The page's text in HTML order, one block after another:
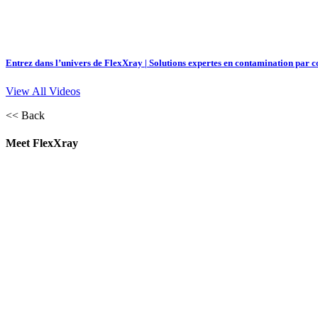
Entrez dans l’univers de FlexXray | Solutions expertes en contamination par
View All Videos
<< Back
Meet FlexXray